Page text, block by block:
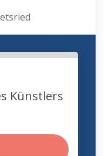
Künstlers